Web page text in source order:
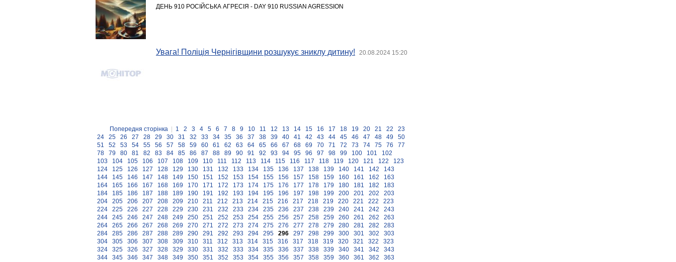
ДЕНЬ 910 РОСІЙСЬКА АГРЕСІЯ - DAY 910 RUSSIAN AGRESSION
Увага! Поліція Чернігівщини розшукує зниклу дитину! 20.08.2024 15:20
Попередня сторінка 1 2 3 4 5 6 7 8 9 10 11 12 13 14 15 16 17 18 19 20 21 22
23
24
25 26 27 28 29 30 31 32 33 34 35 36 37 38 39 40 41 42 43 44 45 46 47 48 49
50
51
52 53 54 55 56 57 58 59 60 61 62 63 64 65 66 67 68 69 70 71 72 73 74 75 76
77
78
79 80 81 82 83 84 85 86 87 88 89 90 91 92 93 94 95 96 97 98 99 100 101
102
103
104 105 106 107 108 109 110 111 112 113 114 115 116 117 118 119 120 121 122
123
124
125 126 127 128 129 130 131 132 133 134 135 136 137 138 139 140 141 142
143
144
145 146 147 148 149 150 151 152 153 154 155 156 157 158 159 160 161 162
163
164
165 166 167 168 169 170 171 172 173 174 175 176 177 178 179 180 181 182
183
184
185 186 187 188 189 190 191 192 193 194 195 196 197 198 199 200 201 202
203
204
205 206 207 208 209 210 211 212 213 214 215 216 217 218 219 220 221 222
223
224
225 226 227 228 229 230 231 232 233 234 235 236 237 238 239 240 241 242
243
244
245 246 247 248 249 250 251 252 253 254 255 256 257 258 259 260 261 262
263
264
265 266 267 268 269 270 271 272 273 274 275 276 277 278 279 280 281 282
283
284
285 286 287 288 289 290 291 292 293 294 295 296 297 298 299 300 301 302
303
304
305 306 307 308 309 310 311 312 313 314 315 316 317 318 319 320 321 322
323
324
325 326 327 328 329 330 331 332 333 334 335 336 337 338 339 340 341 342
343
344
345 346 347 348 349 350 351 352 353 354 355 356 357 358 359 360 361 362
363